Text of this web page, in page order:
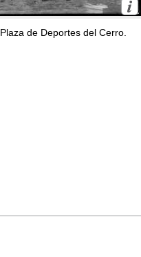
Plaza de Deportes del Cerro.